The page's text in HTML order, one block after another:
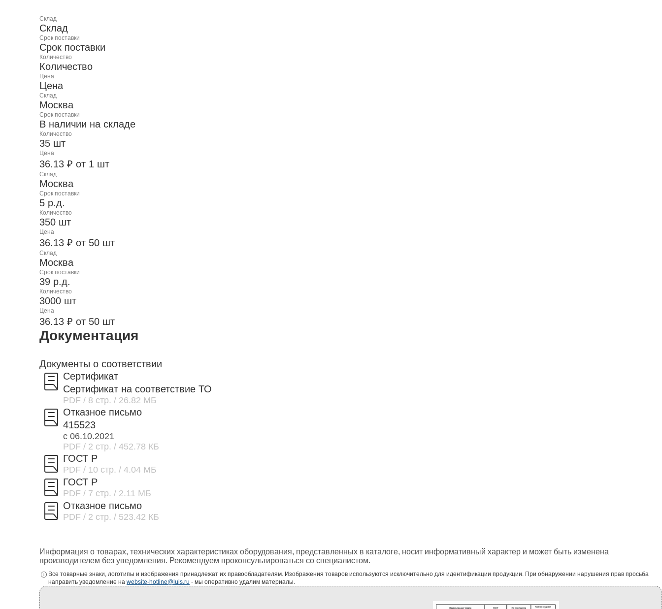
Склад
Склад
Срок поставки
Срок поставки
Количество
Количество
Цена
Цена
Склад
Москва
Срок поставки
В наличии на складе
Количество
35 шт
Цена
36.13 ₽ от 1 шт
Склад
Москва
Срок поставки
5 р.д.
Количество
350 шт
Цена
36.13 ₽ от 50 шт
Склад
Москва
Срок поставки
39 р.д.
Количество
3000 шт
Цена
36.13 ₽ от 50 шт
Документация
Документы о соответствии
Сертификат
Сертификат на соответствие ТО
PDF / 8 стр. / 26.82 МБ
Отказное письмо
415523
с 06.10.2021
PDF / 2 стр. / 452.78 КБ
ГОСТ Р
PDF / 10 стр. / 4.04 МБ
ГОСТ Р
PDF / 7 стр. / 2.11 МБ
Отказное письмо
PDF / 2 стр. / 523.42 КБ
Информация о товарах, технических характеристиках оборудования, представленных в каталоге, носит информативный характер и может быть изменена
производителем без уведомления. Рекомендуем проконсультироваться со специалистом.
Все товарные знаки, логотипы и изображения принадлежат их правообладателям. Изображения товаров используются исключительно для идентификации продукции. При обнаружении нарушения прав просьба
направить уведомление на website-hotline@luis.ru - мы оперативно удалим материалы.